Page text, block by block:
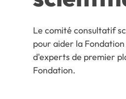
Le comité consultatif
pour aider la
d'experts de premier
Fondation.